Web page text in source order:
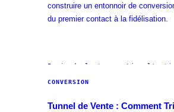
construire un entonnoir de
du premier contact à la fidélisation.
5 min de lecture · Lire
CONVERSION
Tunnel de Vente : Comment